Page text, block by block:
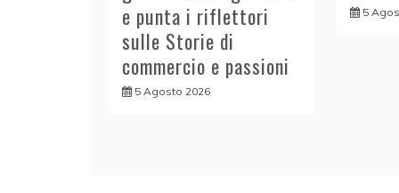
e punta i riflettori
sulle Storie di
commercio e passioni
5 Agosto 2026
5